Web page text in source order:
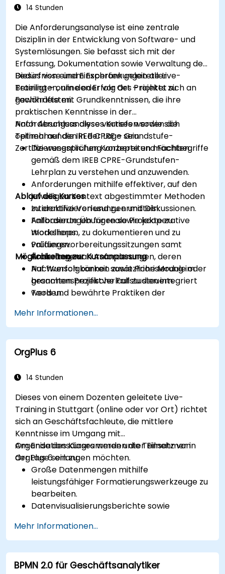
sowie daraus ableitbare Maßnahmen für das
14 Stunden
Die Anforderungsanalyse ist eine zentrale
Disziplin in der Entwicklung von Software- und
Systemlösungen. Sie befasst sich mit der
Erfassung, Dokumentation sowie Verwaltung der
Bedürfnisse und Einschränkungen aller
Beteiligten, um den Erfolg des Projekts zu
gewährleisten.
Dieses von einem Experten geleitete Live-
Training – online oder vor Ort – richtet sich an
Fachkräfte mit Grundkenntnissen, die ihre
praktischen Kenntnisse in der
Anforderungsanalyse vertiefen sowie sich
optimal auf die IREB CPRE – Grundstufe-
Zertifizierungsprüfung vorbereiten möchten.
Nach Abschluss dieses Kurses werden die
Teilnehmenden in der Lage sein:
Die wesentlichen Konzepte und Fachbegriffe
gemäß dem IREB CPRE-Grundstufen-
Lehrplan zu verstehen und anzuwenden.
Anforderungen mithilfe effektiver, auf den
jeweiligen Kontext abgestimmter Methoden
zu identifizieren und zu ermitteln.
Anforderungen für reale Projekte zu
modellieren, zu dokumentieren und zu
validieren.
Änderungen an Anforderungen, deren
Nachverfolgbarkeit sowie Priorisierung im
gesamten Projektverlauf zu steuern.
Tools und bewährte Praktiken der
Kommunikation und die Projektergebnisse zu
optimieren.
Vollständig vorbereitet zu sein, um die IREB
CPRE – Grundstufe-Zertifizierungsprüfung
Ablauf des Kurses
Interaktive Vorlesungen und Diskussionen.
Fallbasierte Übungen sowie kooperative
Workshops.
Prüfungsvorbereitungssitzungen samt
Probefragen.
Möglichkeiten zur Kursanpassung
Auf Wunsch können zusätzliche Module oder
branchenspezifische Fallstudien integriert
werden.
Mehr Informationen...
OrgPlus 6
14 Stunden
Dieses von einem Dozenten geleitete Live-
Training in Stuttgart (online oder vor Ort) richtet
sich an Geschäftsfachleute, die mittlere
Kenntnisse im Umgang mit
Organisationsdiagrammen unter Einsatz von
OrgPlus 6 erlangen möchten.
Am Ende des Kurses werden die Teilnehmer in
der Lage sein zu:
Große Datenmengen mithilfe
leistungsfähiger Formatierungswerkzeuge zu
bearbeiten.
Datenvisualisierungsberichte sowie
Die Funktionen zum Drucken, Exportieren
und Veröffentlichen in OrgPlus anzuwenden.
Komplexe Diagramme sicher und effizient zu
navigieren.
Mehr Informationen...
BPMN 2.0 für Geschäftsanalytiker